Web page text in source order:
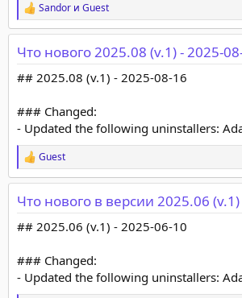
Р
е
а
к
ц
и
Sandor и Guest
Что нового 2025.08 (v.1) - 2025-
## 2025.08 (v.1) - 2025-08-16
### Changed:
- Updated the following uninstallers:
Р
е
а
к
ц
и
Guest
Что нового в версии 2025.06 (v.1)
## 2025.06 (v.1) - 2025-06-10
### Changed:
- Updated the following uninstallers: